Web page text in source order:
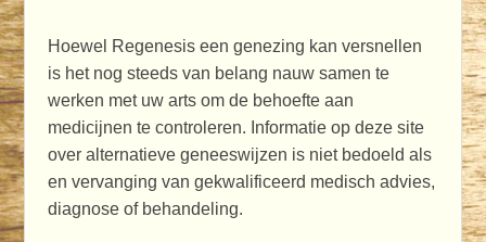
Hoewel Regenesis een genezing kan versnellen
is het nog steeds van belang nauw samen te
werken met uw arts om de behoefte aan
medicijnen te controleren. Informatie op deze site
over alternatieve geneeswijzen is niet bedoeld als
en vervanging van gekwalificeerd medisch advies,
diagnose of behandeling.